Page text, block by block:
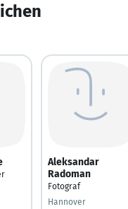
Aleksandar
Radoman
Fotograf
Hannover